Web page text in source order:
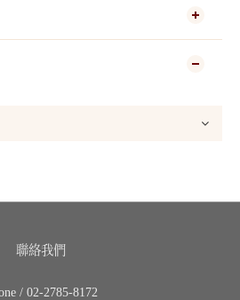
聯絡我們
/ 02-2785-8172